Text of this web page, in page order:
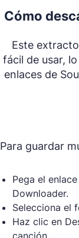
Cómo
Este
fácil de usar,
enlaces de
Para guardar
Pega el
Downloader.
Selecciona el
Haz clic en